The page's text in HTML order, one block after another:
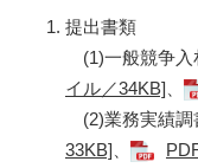
提出書類
(1)一般競争入
イル／34KB]
(2)業務実績調
33KB]